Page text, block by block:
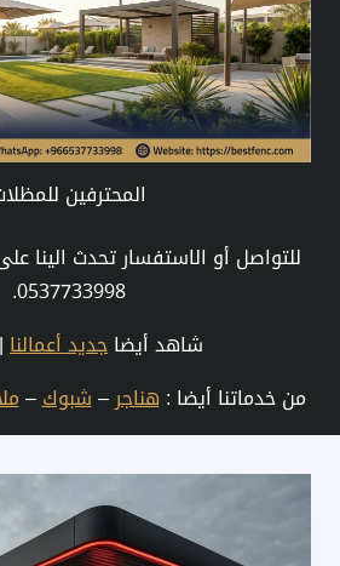
المحترفين
للتواصل أو الاستفسار تحدث الينا
0537733998.
شاهد أيضاجديد أعمالنا|
من خدماتنا أيضا :هناجر–شبوك–